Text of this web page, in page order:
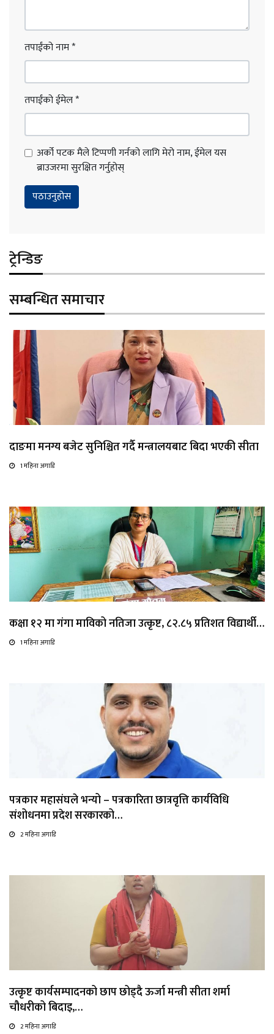
तपाईंको नाम*
तपाईंको ईमेल*
अर्को पटक मैले टिप्पणी गर्नको लागि मेरो नाम, ईमेल यस
ब्राउजरमा सुरक्षित गर्नुहोस्
ट्रेन्डिङ
सम्बन्धित समाचार
दाङमा मनग्य बजेट सुनिश्चित गर्दै मन्त्रालयबाट बिदा भएकी सीता
1 महिना अगाडि
कक्षा १२ मा गंगा माविको नतिजा उत्कृष्ट, ८२.८५ प्रतिशत विद्यार्थी…
1 महिना अगाडि
पत्रकार महासंघले भन्यो – पत्रकारिता छात्रवृत्ति कार्यविधि
संशोधनमा प्रदेश सरकारको…
2 महिना अगाडि
उत्कृष्ट कार्यसम्पादनको छाप छोड्दै ऊर्जा मन्त्री सीता शर्मा
चौधरीको बिदाइ,…
2 महिना अगाडि